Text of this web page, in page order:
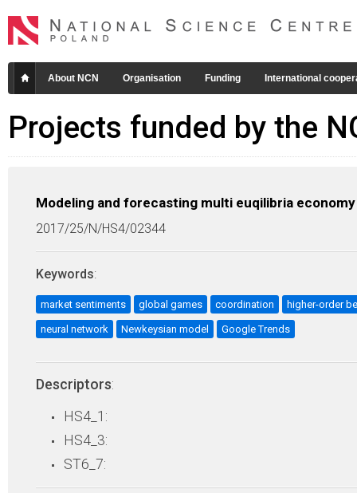
About NCN Organisation Funding International
Projects funded by the
Modeling and forecasting multi euqilibria
2017/25/N/HS4/02344
Keywords:
market sentiments global games coordination higher-order
neural network Newkeysian model Google Trends
Descriptors:
HS4_1:
HS4_3:
ST6_7: